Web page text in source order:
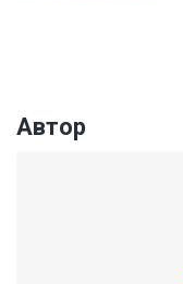
Автор